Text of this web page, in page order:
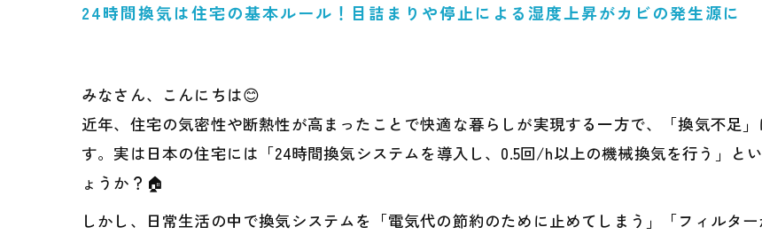
24時間換気は住宅の基本ルール！目詰まりや停止による湿度上昇がカビの発生源に
みなさん、こんにちは😊
近年、住宅の気密性や断熱性が高まったことで快適な暮らしが実現する一方で、「換気不足
す。実は日本の住宅には「24時間換気システムを導入し、0.5回/h以上の機械換気を行う」と
ょうか？🏠
しかし、日常生活の中で換気システムを「電気代の節約のために止めてしまう」「フィルタ